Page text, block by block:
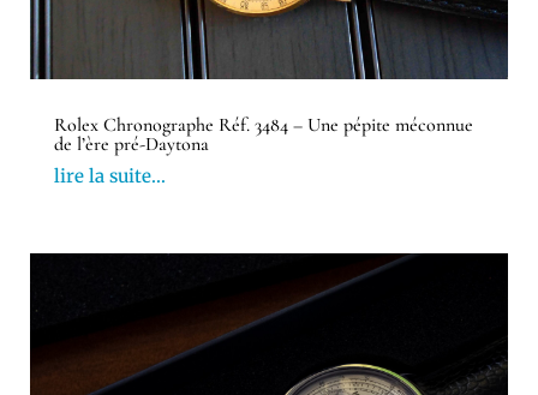
Rolex Chronographe Réf. 3484 – Une pépite méconnue
de l’ère pré-Daytona
lire la suite...